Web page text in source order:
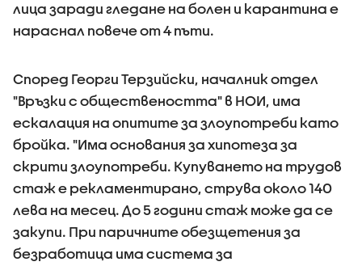
лица заради гледане на болен и карантина е
нараснал повече от 4 пъти.
Според Георги Терзийски, началник отдел
"Връзки с обществеността" в НОИ, има
ескалация на опитите за злоупотреби като
бройка. "Има основания за хипотеза за
скрити злоупотреби. Купуването на трудов
стаж е рекламентирано, струва около 140
лева на месец. До 5 години стаж може да се
закупи. При паричните обезщетения за
безработица има система за